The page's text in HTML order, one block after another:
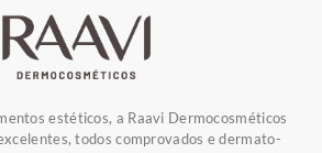
estéticos, a Raavi Dermocosméticos
todos comprovados e dermato-